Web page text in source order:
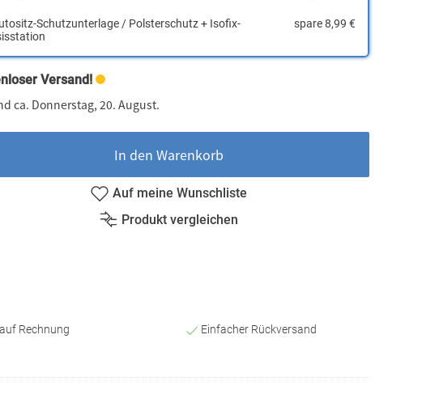
Schutzunterlage / Polsterschutz + Isofix-
spare 8,99 €
Versand!
ca. Donnerstag, 20. August.
In den Warenkorb
Auf meine Wunschliste
Produkt vergleichen
Rechnung Einfacher Rückversand